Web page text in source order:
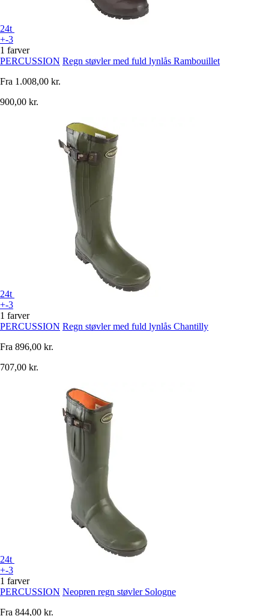
24t
+-3
1 farver
PERCUSSION Regn støvler med fuld lynlås Rambouillet
Fra 1.008,00 kr.
900,00 kr.
24t
+-3
1 farver
PERCUSSION Regn støvler med fuld lynlås Chantilly
Fra 896,00 kr.
707,00 kr.
24t
+-3
1 farver
PERCUSSION Neopren regn støvler Sologne
Fra 844,00 kr.